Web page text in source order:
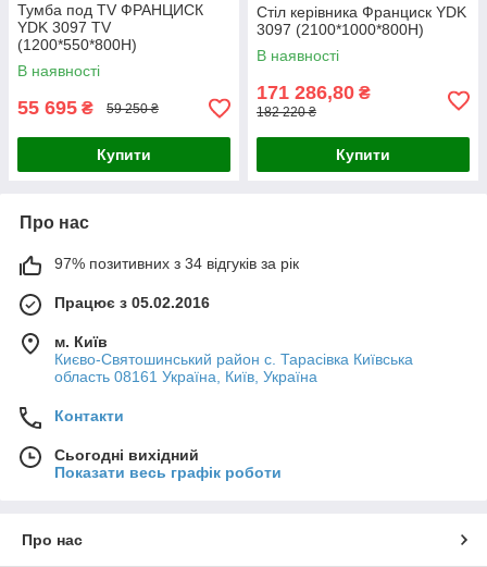
Тумба под TV ФРАНЦИСК
YDK 3097 TV
(1200*550*800H)
В наявності
55 695 ₴ 59 250 ₴
Купити
Стіл керівника Франциск YDK
3097 (2100*1000*800H)
В наявності
171 286,80 ₴
182 220 ₴
Купити
Про нас
97% позитивних з 34 відгуків за рік
Працює з 05.02.2016
м. Київ
Києво-Святошинський район с. Тарасівка Київська
область 08161 Україна, Київ, Україна
Контакти
Сьогодні вихідний
Показати весь графік роботи
Про нас